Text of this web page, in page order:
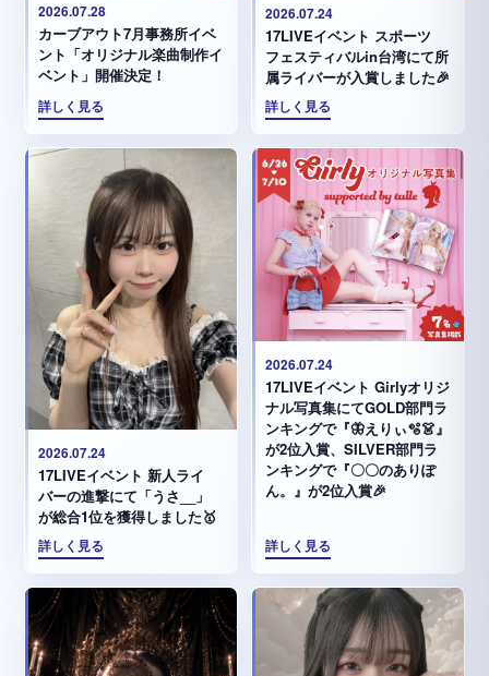
2026.07.28
カーブアウト7月事務所イベ
ント「オリジナル楽曲制作イ
ベント」開催決定！
詳しく見る
2026.07.24
17LIVEイベント スポーツ
フェスティバルin台湾にて所
属ライバーが入賞しました🎉
詳しく見る
2026.07.24
17LIVEイベント 新人ライ
バーの進撃にて「うさ__」
が総合1位を獲得しました🥇
詳しく見る
2026.07.24
17LIVEイベント Girlyオリジ
ナル写真集にてGOLD部門ラ
ンキングで『🦋えりぃ🫧👗』
が2位入賞、SILVER部門ラ
ンキングで『〇〇のありぽ
ん。』が2位入賞🎉
詳しく見る